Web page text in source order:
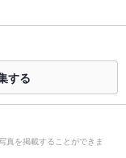
する
真を掲載することができま